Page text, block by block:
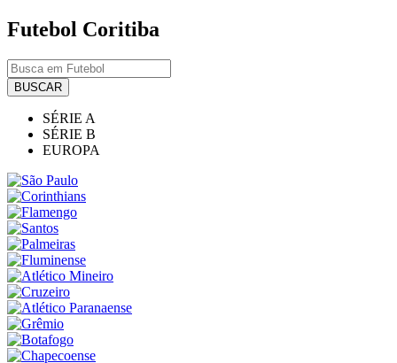
Futebol Coritiba
BUSCAR
SÉRIE A
SÉRIE B
EUROPA